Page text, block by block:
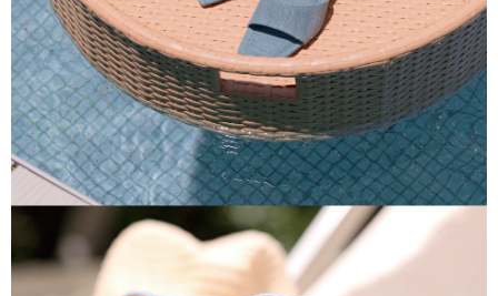
權轉讓予恩沛科技股份有限公司。
２．關於個人資料處理事宜，請瀏覽以下網址：
https://aftee.tw/terms/#terms3
３．未成年的使用者請事先徵得法定代理人或監護人之同意方可使用
「AFTEE先享後付」，若未經同意申辦者引起之損失，本公司不負相關責
任。
４．使用「AFTEE先享後付」時，將依據個別帳號之用戶狀況，依本公司即
時審查核予不同之上限額度；若仍有額度不足之情形，本公司將視審查結果
請求用戶進行身份認證。
５．嚴禁一人註冊多個帳號或使用他人資訊註冊。若發現惡意使用之情形，
恩沛科技股份有限公司將有權停止該用戶之使用額度並採取法律行動。
國家/地區配送 查看運費